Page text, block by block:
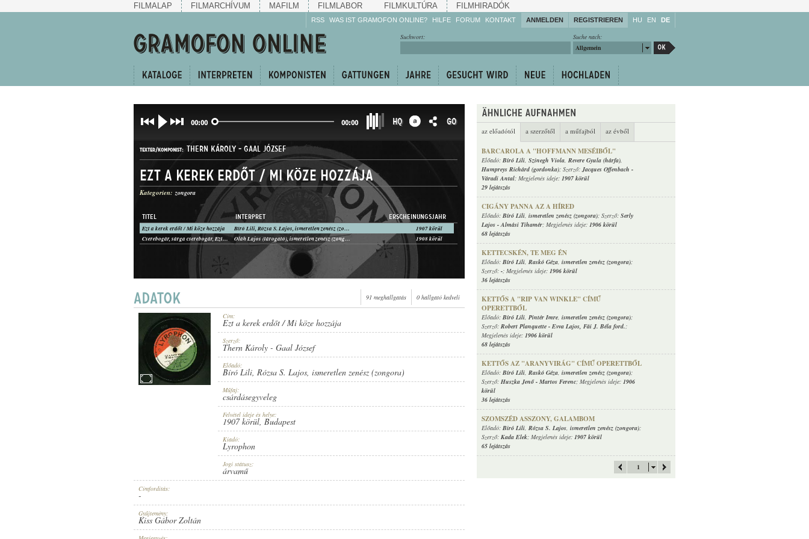
FILMALAP FILMARCHÍVUM MAFILM FILMLABOR FILMKULTÚRA FILMHIRADÓK
RSS WAS IST GRAMOFON ONLINE? HILFE
Machen Sie mit!
weiter!
FORUM KONTAKT ANMELDEN REGISTRIEREN HU EN DE
Suche nach:
Allgemein
Suchwort:
az előadótól a szerzőtől a műfajból az évből
BARCAROLA A "HOFFMANN MESÉIBŐL"
Előadó: Bíró Lili, Szinegh Viola, Revere Gyula (hárfa),
Humpreys Richárd (gordonka); Szerző:Jacques Offenbach -
Váradi Antal; Megjelenés ideje: 1907 körül
29 lejátszás
CIGÁNY PANNA AZ A HÍRED
Előadó: Bíró Lili, ismeretlen zenész (zongora); Szerző: Serly
Lajos -Almási Tihamér; Megjelenés ideje: 1906 körül
68 lejátszás
KETTECSKÉN, TE MEG ÉN
Előadó: Bíró Lili, Raskó Géza, ismeretlen zenész (zongora);
Szerző: -; Megjelenés ideje: 1906 körül
36 lejátszás
KETTŐS A "RIP VAN WINKLE" CÍMŰ
OPERETTBŐL
Előadó: Bíró Lili, Pintér Imre, ismeretlen zenész (zongora);
Szerző: Robert Planquette - Evva Lajos, Fái J. Béla ford.;
Megjelenés ideje: 1906 körül
68 lejátszás
KETTŐS AZ "ARANYVIRÁG" CÍMŰ OPERETTBŐL
Előadó: Bíró Lili, Raskó Géza, ismeretlen zenész (zongora);
Szerző: Huszka Jenő- Martos Ferenc; Megjelenés ideje: 1906
körül
36 lejátszás
SZOMSZÉD ASSZONY, GALAMBOM
Előadó: Biró Lili, Rózsa S. Lajos, ismeretlen zenész (zongora);
Szerző: Kada Elek; Megjelenés ideje: 1907 körül
65 lejátszás
1
00:00 00:00 HQ GO
TEXTER/KOMPONIST: THERN KÁROLY- GAAL JÓZSEF
GATTUNG: CSÁRDÁSEGYVELEG
ERSCHEINUNGSJAHR: 1907 KÖRÜL
PLATTENAUFNAHME:
Ezt a kerek erdőt / Mi köze hozzája
Kategorien: zongora
TITEL INTERPRET ERSCHEINUNGSJAHR
Ezt a kerek erdőt / Mi köze hozzája Bíró Lili, Rózsa S. Lajos, ismeretlen zenész (zongora)
1907 körül
Cserebogár, sárga cserebogár, Ezt a kerek erdőt járom én
Oláh Lajos (tárogató), ismeretlen zenész (zongora) 1908 körül
91 meghallgatás 0 hallgató kedveli
Cím:
Ezt a kerek erdőt / Mi köze hozzája
Szerző:
Thern Károly - Gaal József
Előadó:
Bíró Lili, Rózsa S. Lajos, ismeretlen zenész (zongora)
Műfaj:
csárdásegyveleg
Felvétel ideje és helye:
1907 körül, Budapest
Kiadó:
Lyrophon
Jogi státusz:
árvamű
Címfordítás:
-
Gyűjtemény:
Kiss Gábor Zoltán